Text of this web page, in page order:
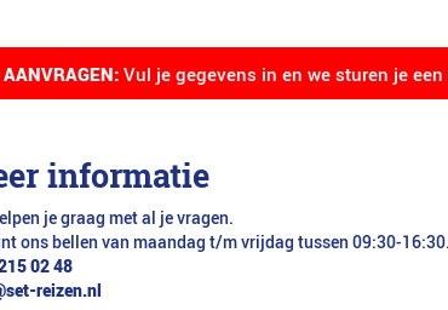
Vul je gegevens in en we sturen je
informatie
je graag met al je vragen.
ons bellen van maandag t/m vrijdag tussen 09:30-16:30.
02 48
reizen.nl